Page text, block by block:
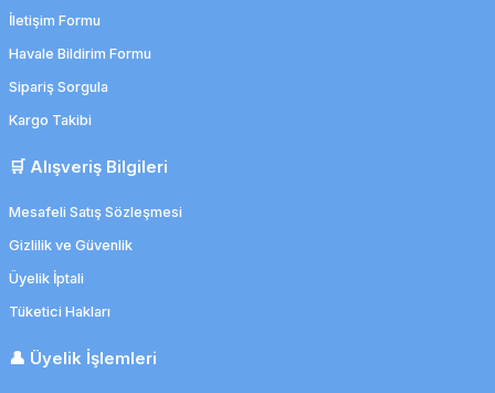
İletişim Formu
Havale Bildirim Formu
Sipariş Sorgula
Kargo Takibi
🛒 Alışveriş Bilgileri
Mesafeli Satış Sözleşmesi
Gizlilik ve Güvenlik
Üyelik İptali
Tüketici Hakları
👤 Üyelik İşlemleri